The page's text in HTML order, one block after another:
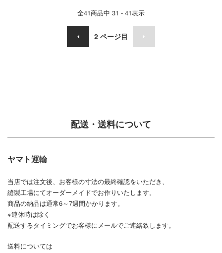
全41商品中 31 - 41表示
2 ページ目
配送・送料について
ヤマト運輸
当店では注文後、お客様の寸法の最終確認をいただき、
縫製工場にてオーダーメイドでお作りいたします。
商品の納品は通常6～7週間かかります。
※連休時は除く
配送するタイミングでお客様にメールでご連絡致します。
送料については